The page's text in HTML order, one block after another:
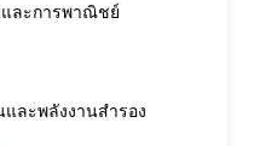
และการพาณิชย์
ละพลังงานสำรอง